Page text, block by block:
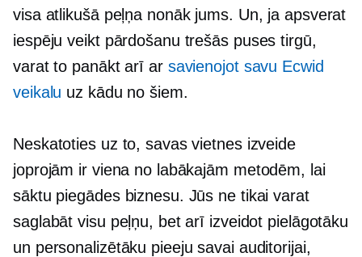
visa atlikušā peļņa nonāk jums. Un, ja apsverat
iespēju veikt pārdošanu trešās puses tirgū,
varat to panākt arī ar savienojot savu Ecwid
veikalu uz kādu no šiem.
Neskatoties uz to, savas vietnes izveide
joprojām ir viena no labākajām metodēm, lai
sāktu piegādes biznesu. Jūs ne tikai varat
saglabāt visu peļņu, bet arī izveidot pielāgotāku
un personalizētāku pieeju savai auditorijai,